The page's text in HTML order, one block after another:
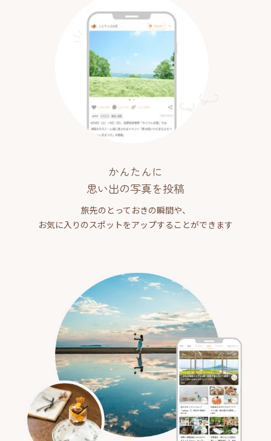
かんたんに
思い出の写真を投稿
旅先のとっておきの瞬間や、
お気に入りのスポットをアップすることができます